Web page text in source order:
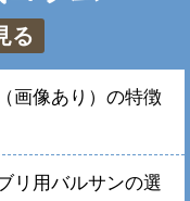
る
画像あり）の特徴
リ用バルサンの選